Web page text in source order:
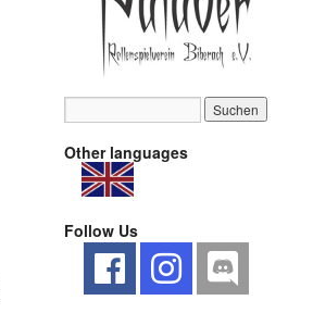
Other languages
Follow Us